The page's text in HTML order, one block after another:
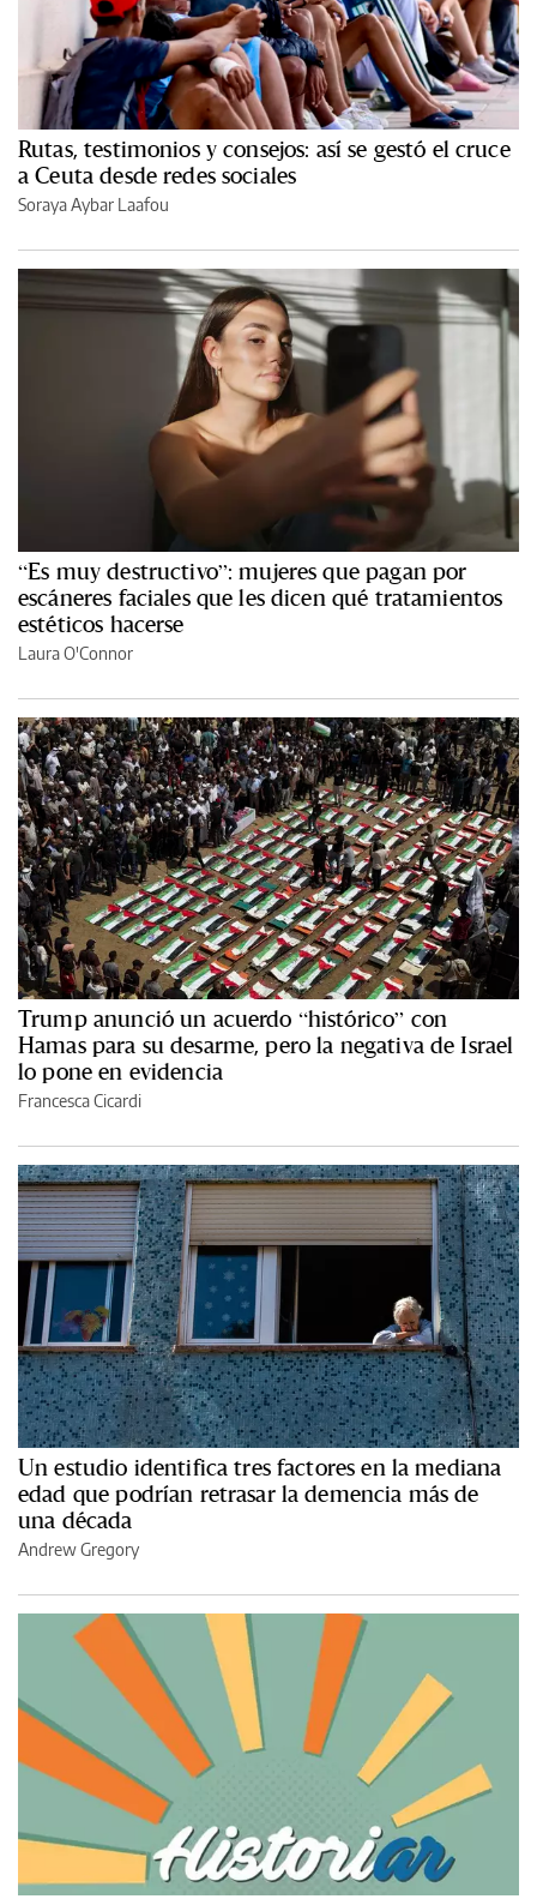
Rutas, testimonios y consejos: así se gestó el cruce
a Ceuta desde redes sociales
Soraya Aybar Laafou
“Es muy destructivo”: mujeres que pagan por
escáneres faciales que les dicen qué tratamientos
estéticos hacerse
Laura O'Connor
Trump anunció un acuerdo “histórico” con
Hamas para su desarme, pero la negativa de Israel
lo pone en evidencia
Francesca Cicardi
Un estudio identifica tres factores en la mediana
edad que podrían retrasar la demencia más de
una década
Andrew Gregory